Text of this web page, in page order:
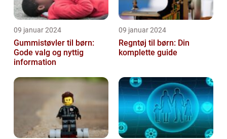
09 januar 2024
Gummistøvler til børn:
Gode valg og nyttig
information
09 januar 2024
Regntøj til børn: Din
komplette guide